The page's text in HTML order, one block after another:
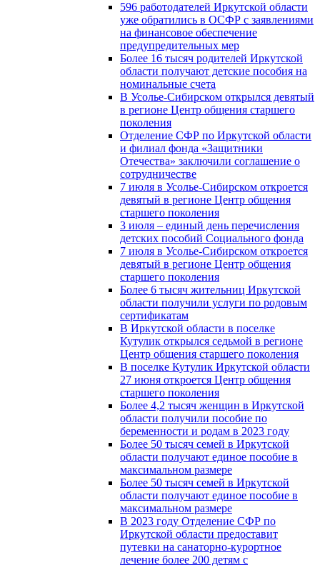
596 работодателей Иркутской области
уже обратились в ОСФР с заявлениями
на финансовое обеспечение
предупредительных мер
Более 16 тысяч родителей Иркутской
области получают детские пособия на
номинальные счета
В Усолье-Сибирском открылся девятый
в регионе Центр общения старшего
поколения
Отделение СФР по Иркутской области
и филиал фонда «Защитники
Отечества» заключили соглашение о
сотрудничестве
7 июля в Усолье-Сибирском откроется
девятый в регионе Центр общения
старшего поколения
3 июля – единый день перечисления
детских пособий Социального фонда
7 июля в Усолье-Сибирском откроется
девятый в регионе Центр общения
старшего поколения
Более 6 тысяч жительниц Иркутской
области получили услуги по родовым
сертификатам
В Иркутской области в поселке
Кутулик открылся седьмой в регионе
Центр общения старшего поколения
В поселке Кутулик Иркутской области
27 июня откроется Центр общения
старшего поколения
Более 4,2 тысяч женщин в Иркутской
области получили пособие по
беременности и родам в 2023 году
Более 50 тысяч семей в Иркутской
области получают единое пособие в
максимальном размере
Более 50 тысяч семей в Иркутской
области получают единое пособие в
максимальном размере
В 2023 году Отделение СФР по
Иркутской области предоставит
путевки на санаторно-курортное
лечение более 200 детям с